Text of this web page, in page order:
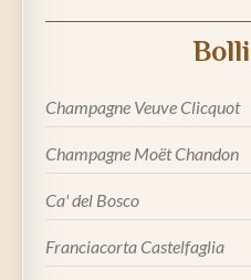
Champagne Veuve Clicquot
Champagne Moët Chandon
Ca' del Bosco
Franciacorta Castelfaglia